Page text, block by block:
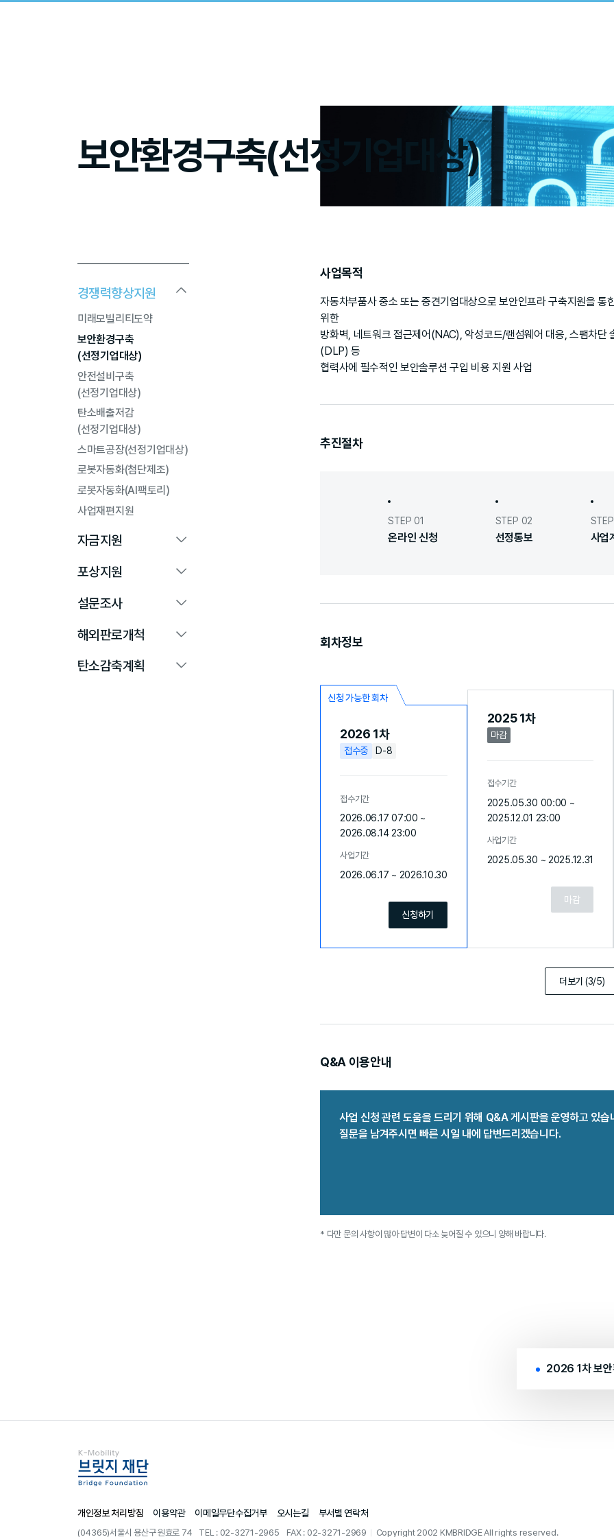
보안환경구축(선정기업대상)
경쟁력향상지원
미래모빌리티도약
보안환경구축
(선정기업대상)
안전설비구축
(선정기업대상)
탄소배출저감
(선정기업대상)
스마트공장(선정기업대상)
로봇자동화(첨단제조)
로봇자동화(AI팩토리)
사업재편지원
자금지원
포상지원
설문조사
해외판로개척
탄소감축계획
사업목적
자동차부품사 중소 또는 중견기업대상으로 보안인프라 구축지원을
위한
방화벽, 네트워크 접근제어(NAC), 악성코드/랜섬웨어 대응, 스팸차
(DLP) 등
협력사에 필수적인 보안솔루션 구입 비용 지원 사업
추진절차
STEP 01
온라인 신청
STEP 02
선정통보 사업
회차정보
신청 가능한 회차
2026 1차
접수중 D-8
접수기간
2026.06.17 07:00 ~
2026.08.14 23:00
사업기간
2026.06.17 ~ 2026.10.30
신청하기
2025 1차
마감
접수기간
2025.05.30 00:00 ~
2025.12.01 23:00
사업기간
2025.05.30 ~ 2025.12.31
마감
더보기 (3/5)
Q&A 이용안내
사업 신청 관련 도움을 드리기 위해 Q&A 게시판을 운영하고 있습
질문을 남겨주시면 빠른 시일 내에 답변드리겠습니다.
* 다만 문의 사항이 많아 답변이 다소 늦어질 수 있으니 양해 바랍니다.
2026 1차 보안
개인정보 처리방침 이용약관 이메일무단수집거부 오시는길 부서별 연락처
(04365)서울시 용산구 원효로 74 TEL : 02-3271-2965 FAX : 02-3271-2969 Copyright 2002 KMBRIDGE All rights reserved.